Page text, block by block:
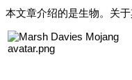
本文章介绍的是生物。关